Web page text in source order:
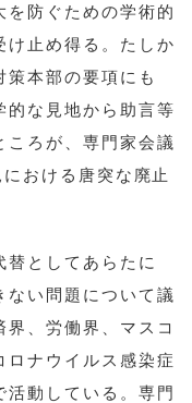
を防ぐための学術的
け止め得る。たしか
策本部の要項にも
的な見地から助言等
ころが、専門家会議
おける唐突な廃止
替としてあらたに
ない問題について議
、労働界、マスコ
ロナウイルス感染症
動している。専門